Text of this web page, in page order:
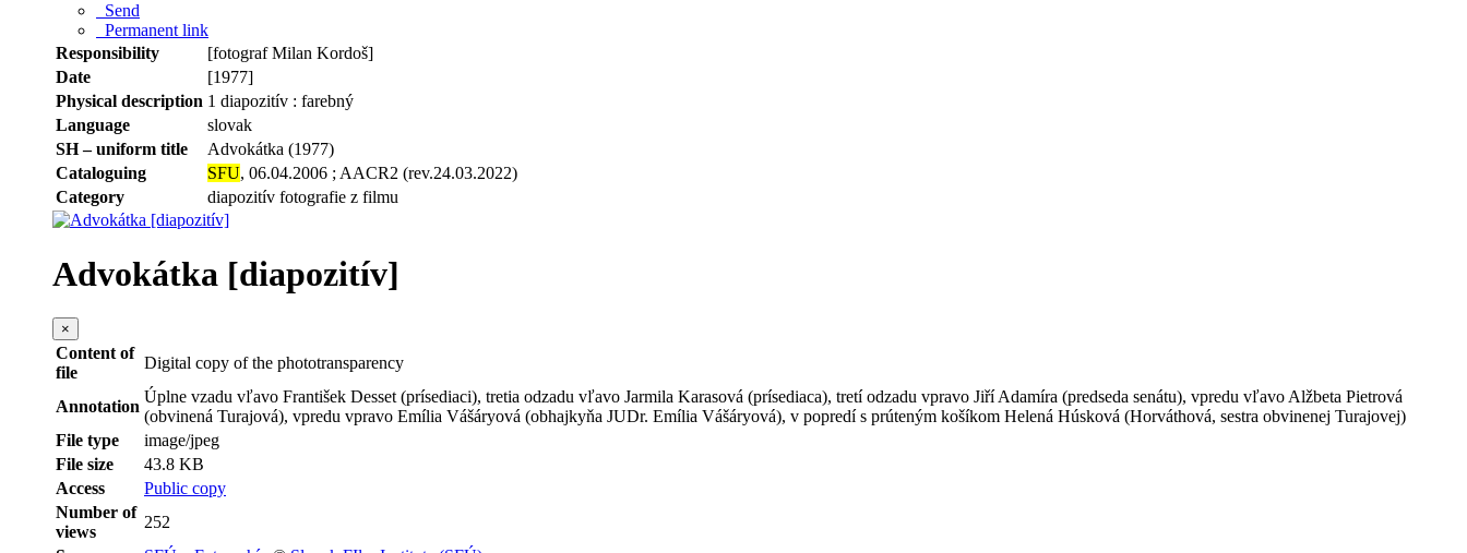
Send
Permanent link
Responsibility
[fotograf Milan Kordoš]
Date
[1977]
Physical description 1 diapozitív : farebný
Language
slovak
SH – uniform title
Advokátka (1977)
Cataloguing
SFU, 06.04.2006 ; AACR2 (rev.24.03.2022)
Category
diapozitív fotografie z filmu
Advokátka [diapozitív]
×
Content of
file
Digital copy of the phototransparency
Annotation
Úplne vzadu vľavo František Desset (prísediaci), tretia odzadu vľavo Jarmila Karasová (prísediaca), tretí odzadu vpravo Jiří Adamíra (predseda senátu), vpredu vľavo Alžbeta Pietrová
(obvinená Turajová), vpredu vpravo Emília Vášáryová (obhajkyňa JUDr. Emília Vášáryová), v popredí s prúteným košíkom Helená Húsková (Horváthová, sestra obvinenej Turajovej)
File type
image/jpeg
File size
43.8 KB
Access
Public copy
Number of
views
252